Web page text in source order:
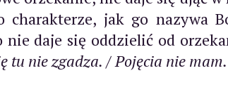
jak go nazywa
nie daje się oddzielić od
tu nie zgadza. /Pojęcia nie mam.